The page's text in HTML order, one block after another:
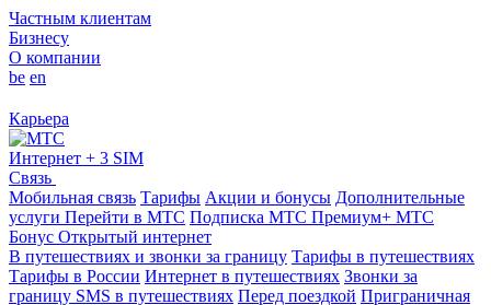
Частным клиентам
Бизнесу
О компании
be en
Карьера
Интернет + 3 SIM
Связь
Мобильная связь Тарифы Акции и бонусы Дополнительные
услуги Перейти в МТС Подписка МТС Премиум+ МТС
Бонус Открытый интернет
В путешествиях и звонки за границу Тарифы в путешествиях
Тарифы в России Интернет в путешествиях Звонки за
границу SMS в путешествиях Перед поездкой Приграничная